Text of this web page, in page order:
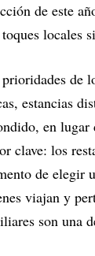
de este
locales
de
estancias
en
clave: los
de elegir
viajan y
son una